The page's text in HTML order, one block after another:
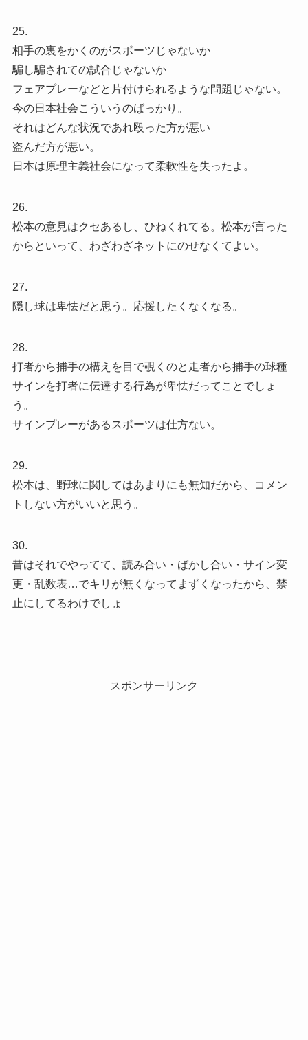
25.
相手の裏をかくのがスポーツじゃないか
騙し騙されての試合じゃないか
フェアプレーなどと片付けられるような問題じゃない。
今の日本社会こういうのばっかり。
それはどんな状況であれ殴った方が悪い
盗んだ方が悪い。
日本は原理主義社会になって柔軟性を失ったよ。
26.
松本の意見はクセあるし、ひねくれてる。松本が言った
からといって、わざわざネットにのせなくてよい。
27.
隠し球は卑怯だと思う。応援したくなくなる。
28.
打者から捕手の構えを目で覗くのと走者から捕手の球種
サインを打者に伝達する行為が卑怯だってことでしょ
う。
サインプレーがあるスポーツは仕方ない。
29.
松本は、野球に関してはあまりにも無知だから、コメン
トしない方がいいと思う。
30.
昔はそれでやってて、読み合い・ばかし合い・サイン変
更・乱数表…でキリが無くなってまずくなったから、禁
止にしてるわけでしょ
スポンサーリンク